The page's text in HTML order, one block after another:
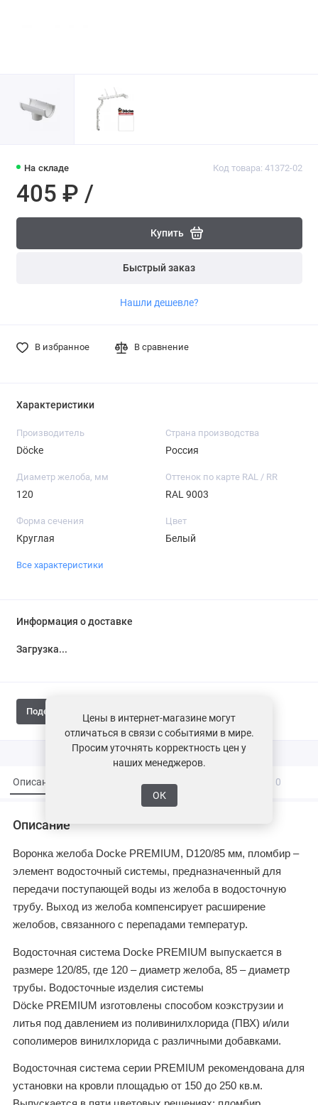
На складе Код товара: 41372-02
405 ₽ /
Купить
Быстрый заказ
Нашли дешевле?
В избранное В сравнение
Характеристики
Производитель
Döcke
Страна производства
Россия
Диаметр желоба, мм
120
Оттенок по карте RAL / RR
RAL 9003
Форма сечения
Круглая
Цвет
Белый
Все характеристики
Информация о доставке
Загрузка...
Поделиться
Описание Характеристики 0
Описание
Воронка желоба Docke PREMIUM , D120/85 мм, пломбир –
элемент водосточный системы, предназначенный для
передачи поступающей воды из желоба в водосточную
трубу. Выход из желоба компенсирует расширение
желобов, связанного с перепадами температур.
Водосточная система Docke PREMIUM выпускается в
размере 120/85, где 120 – диаметр желоба, 85 – диаметр
трубы. Водосточные изделия системы
Döcke PREMIUM изготовлены способом коэкструзии и
литья под давлением из поливинилхлорида (ПВХ) и/или
сополимеров винилхлорида с различными добавками.
Водосточная система серии PREMIUM рекомендована для
установки на кровли площадью от 150 до 250 кв.м.
Цены в интернет-магазине могут
отличаться в связи с событиями в мире.
Просим уточнять корректность цен у
наших менеджеров.
ОК